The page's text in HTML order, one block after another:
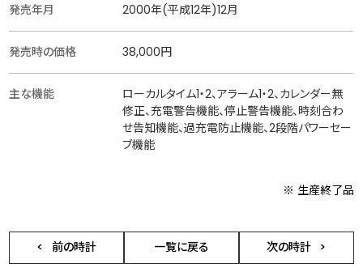
発売年月 2000年(平成12年)12月
発売時の価格 38,000円
主な機能
ローカルタイム1・2、アラーム1・2、カレンダー無
修正、充電警告機能、停止警告機能、時刻合わ
せ告知機能、過充電防止機能、2段階パワーセー
ブ機能
※ 生産終了品
前の時計 一覧に戻る 次の時計